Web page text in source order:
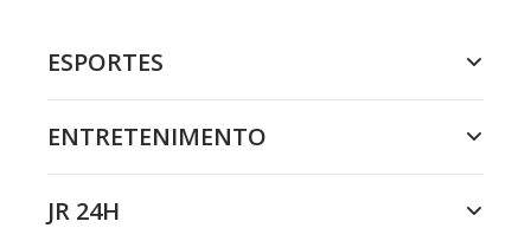
ESPORTES
ENTRETENIMENTO
JR 24H